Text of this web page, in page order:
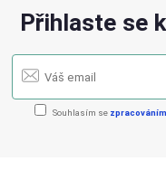
Přihlaste se
Souhlasím se